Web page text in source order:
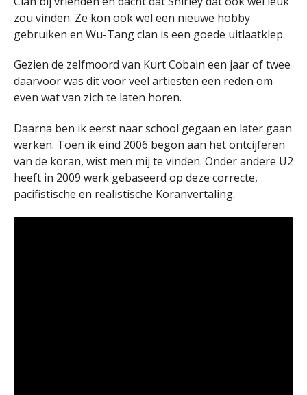
zou vinden. Ze kon ook wel een nieuwe hobby
gebruiken en Wu-Tang clan is een goede uitlaatklep.
Gezien de zelfmoord van Kurt Cobain een jaar of twee
daarvoor was dit voor veel artiesten een reden om
even wat van zich te laten horen.
Daarna ben ik eerst naar school gegaan en later gaan
werken. Toen ik eind 2006 begon aan het ontcijferen
van de koran, wist men mij te vinden. Onder andere U2
heeft in 2009 werk gebaseerd op deze correcte,
pacifistische en realistische Koranvertaling.